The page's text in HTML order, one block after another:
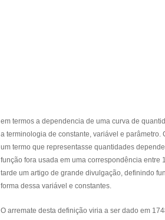
em termos a dependencia de uma curva de
a terminologia de constante, variável e
um termo que representasse quantidades
função fora usada em uma correspondência
tarde um artigo de grande divulgação, definindo
forma dessa variável e constantes.
O arremate desta definição viria a ser dado em